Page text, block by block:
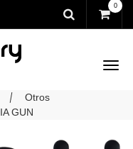
0
Otros
GUN